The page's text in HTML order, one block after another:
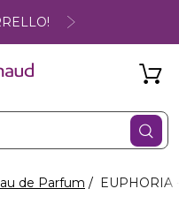
de Parfum